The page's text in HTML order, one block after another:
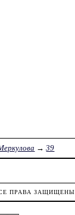
→39
ПРАВА ЗАЩИЩЕНЫ.